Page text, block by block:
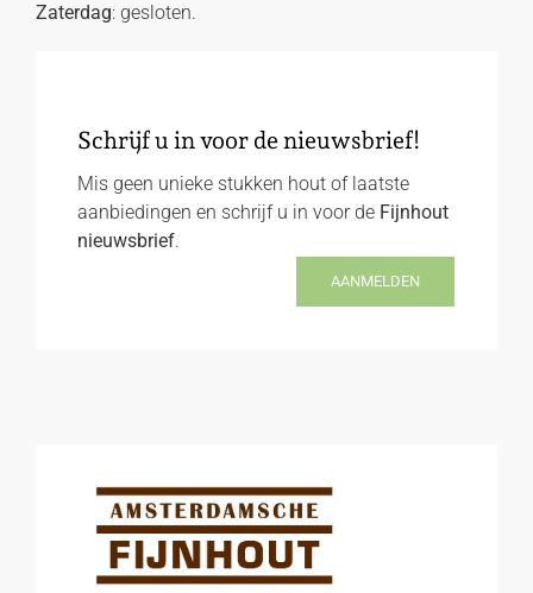
Zaterdag: gesloten.
Schrijf u in voor de nieuwsbrief!
Mis geen unieke stukken hout of laatste
aanbiedingen en schrijf u in voor de Fijnhout
nieuwsbrief.
AANMELDEN